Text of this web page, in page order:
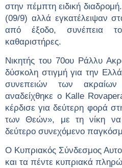
στην πέμπτη ειδική διαδρομή.
(09/9) αλλά εγκατέλειψαν
από έξοδο, συνέπεια
καθαριστήρες.
Νικητής του 70ου Ράλλυ
δύσκολη στιγμή για την
συνεπειών των ακραίων
αναδείχθηκε ο Kalle
κέρδισε για δεύτερη φορά
των Θεών», με τη νίκη να
δεύτερο συνεχόμενο
Ο Κυπριακός Σύνδεσμος
και τα πέντε κυπριακά